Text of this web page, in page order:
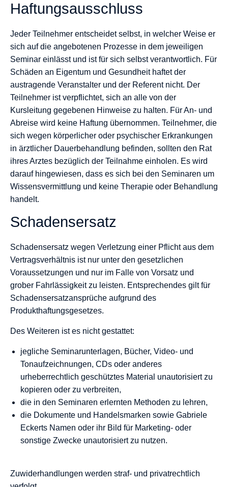
Haftungsausschluss
Jeder Teilnehmer entscheidet selbst, in welcher Weise er
sich auf die angebotenen Prozesse in dem jeweiligen
Seminar einlässt und ist für sich selbst verantwortlich. Für
Schäden an Eigentum und Gesundheit haftet der
austragende Veranstalter und der Referent nicht. Der
Teilnehmer ist verpflichtet, sich an alle von der
Kursleitung gegebenen Hinweise zu halten. Für An- und
Abreise wird keine Haftung übernommen. Teilnehmer, die
sich wegen körperlicher oder psychischer Erkrankungen
in ärztlicher Dauerbehandlung befinden, sollten den Rat
ihres Arztes bezüglich der Teilnahme einholen. Es wird
darauf hingewiesen, dass es sich bei den Seminaren um
Wissensvermittlung und keine Therapie oder Behandlung
handelt.
Schadensersatz
Schadensersatz wegen Verletzung einer Pflicht aus dem
Vertragsverhältnis ist nur unter den gesetzlichen
Voraussetzungen und nur im Falle von Vorsatz und
grober Fahrlässigkeit zu leisten. Entsprechendes gilt für
Schadensersatzansprüche aufgrund des
Produkthaftungsgesetzes.
Des Weiteren ist es nicht gestattet:
jegliche Seminarunterlagen, Bücher, Video- und
Tonaufzeichnungen, CDs oder anderes
urheberrechtlich geschütztes Material unautorisiert zu
kopieren oder zu verbreiten,
die in den Seminaren erlernten Methoden zu lehren,
die Dokumente und Handelsmarken sowie Gabriele
Eckerts Namen oder ihr Bild für Marketing- oder
sonstige Zwecke unautorisiert zu nutzen.
Zuwiderhandlungen werden straf- und privatrechtlich